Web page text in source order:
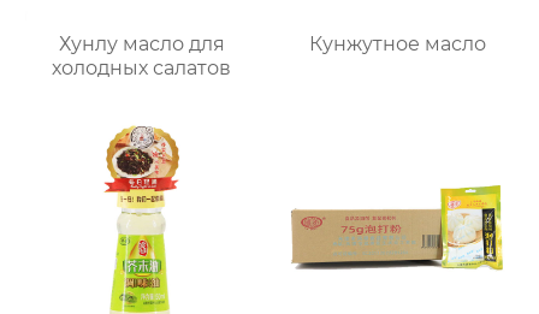
Хунлу масло для
холодных салатов
Кунжутное масло